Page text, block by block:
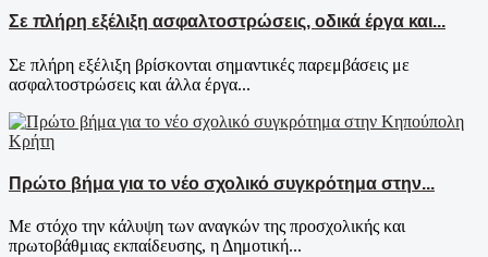
Σε πλήρη εξέλιξη ασφαλτοστρώσεις, οδικά έργα και...
Σε πλήρη εξέλιξη βρίσκονται σημαντικές παρεμβάσεις με
ασφαλτοστρώσεις και άλλα έργα...
Κρήτη
Πρώτο βήμα για το νέο σχολικό συγκρότημα στην...
Με στόχο την κάλυψη των αναγκών της προσχολικής και
πρωτοβάθμιας εκπαίδευσης, η Δημοτική...